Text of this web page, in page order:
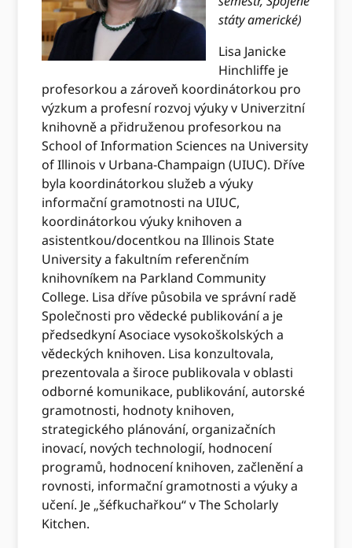
státy americké)
Lisa Janicke
Hinchliffe je
profesorkou a zároveň koordinátorkou pro
výzkum a profesní rozvoj výuky v Univerzitní
knihovně a přidruženou profesorkou na
School of Information Sciences na University
of Illinois v Urbana-Champaign (UIUC). Dříve
byla koordinátorkou služeb a výuky
informační gramotnosti na UIUC,
koordinátorkou výuky knihoven a
asistentkou/docentkou na Illinois State
University a fakultním referenčním
knihovníkem na Parkland Community
College. Lisa dříve působila ve správní radě
Společnosti pro vědecké publikování a je
předsedkyní Asociace vysokoškolských a
vědeckých knihoven. Lisa konzultovala,
prezentovala a široce publikovala v oblasti
odborné komunikace, publikování, autorské
gramotnosti, hodnoty knihoven,
strategického plánování, organizačních
inovací, nových technologií, hodnocení
programů, hodnocení knihoven, začlenění a
rovnosti, informační gramotnosti a výuky a
učení. Je „šéfkuchařkou“ v The Scholarly
Kitchen.